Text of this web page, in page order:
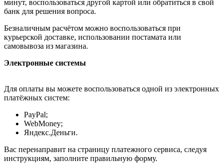
минут, воспользоваться другой картой или обратиться в свой
банк для решения вопроса.
Безналичным расчётом можно воспользоваться при
курьерской доставке, использовании постамата или
самовывоза из магазина.
Электронные системы
Для оплаты вы можете воспользоваться одной из электронных
платёжных систем:
PayPal;
WebMoney;
Яндекс.Деньги.
Вас перенаправит на страницу платежного сервиса, следуя
инструкциям, заполните правильную форму.